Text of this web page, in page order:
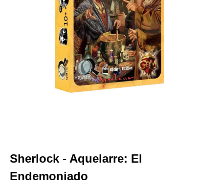
Sherlock - Aquelarre: El
Endemoniado